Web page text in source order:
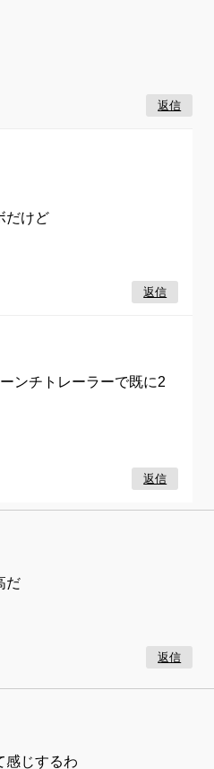
返信
だけど
返信
ンチトレーラーで既に2
返信
だ
返信
感じするわ